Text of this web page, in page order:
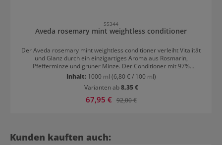
55344
Aveda rosemary mint weightless conditioner
Der Aveda rosemary mint weightless conditioner verleiht Vitalität
und Glanz durch ein einzigartiges Aroma aus Rosmarin,
Pfefferminze und grüner Minze. Der Conditioner mit 97%
natürlichen Inhaltsstoffen aus Pflanzen entwirrt das Haar und wirkt
gegen statische Aufladung. Durch die schwerelose Formel wird das
Haar nicht beschwert.
Inhalt: 1000 ml (6,80 € / 100 ml)
Varianten ab8,35 €
Verkaufspreis:
67,95 € Regulärer Preis:
92,00 €
Produktgalerie überspringen
Kunden kauften auch: